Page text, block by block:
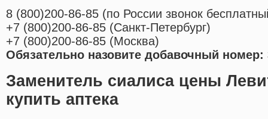
8 (800)200-86-85 (по России звонок
+7 (800)200-86-85 (Санкт-Петербург)
+7 (800)200-86-85 (Москва)
Обязательно назовите добавочный номер:
Заменитель сиалиса цены
купить аптека